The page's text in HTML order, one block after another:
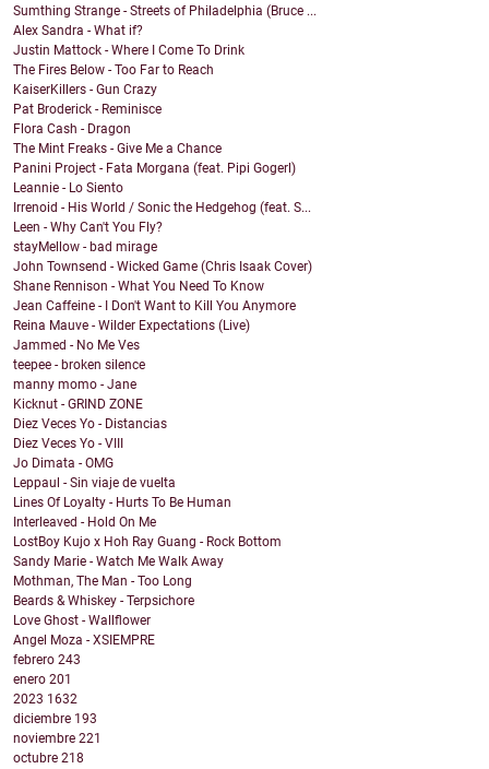
Sumthing Strange - Streets of Philadelphia (Bruce ...
Alex Sandra - What if?
Justin Mattock - Where I Come To Drink
The Fires Below - Too Far to Reach
KaiserKillers - Gun Crazy
Pat Broderick - Reminisce
Flora Cash - Dragon
The Mint Freaks - Give Me a Chance
Panini Project - Fata Morgana (feat. Pipi Gogerl)
Leannie - Lo Siento
Irrenoid - His World / Sonic the Hedgehog (feat. S...
Leen - Why Can't You Fly?
stayMellow - bad mirage
John Townsend - Wicked Game (Chris Isaak Cover)
Shane Rennison - What You Need To Know
Jean Caffeine - I Don't Want to Kill You Anymore
Reina Mauve - Wilder Expectations (Live)
Jammed - No Me Ves
teepee - broken silence
manny momo - Jane
Kicknut - GRIND ZONE
Diez Veces Yo - Distancias
Diez Veces Yo - VIII
Jo Dimata - OMG
Leppaul - Sin viaje de vuelta
Lines Of Loyalty - Hurts To Be Human
Interleaved - Hold On Me
LostBoy Kujo x Hoh Ray Guang - Rock Bottom
Sandy Marie - Watch Me Walk Away
Mothman, The Man - Too Long
Beards & Whiskey - Terpsichore
Love Ghost - Wallflower
Angel Moza - XSIEMPRE
febrero 243
enero 201
2023 1632
diciembre 193
noviembre 221
octubre 218